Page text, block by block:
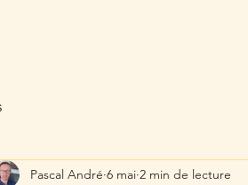
Pascal André 6 mai 2 min de lecture